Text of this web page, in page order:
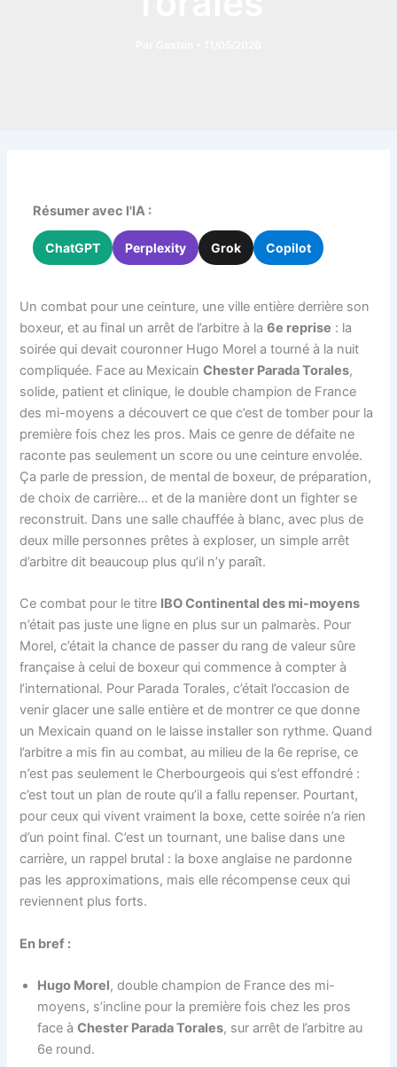
Résumer avec l'IA :
ChatGPT Perplexity Grok Copilot
Un combat pour une ceinture, une ville entière derrière son
boxeur, et au final un arrêt de l’arbitre à la6e reprise : la
soirée qui devait couronner Hugo Morel a tourné à la nuit
compliquée. Face au MexicainChester Parada Torales,
solide, patient et clinique, le double champion de France
des mi-moyens a découvert ce que c’est de tomber pour la
première fois chez les pros. Mais ce genre de défaite ne
raconte pas seulement un score ou une ceinture envolée.
Ça parle de pression, de mental de boxeur, de préparation,
de choix de carrière… et de la manière dont un fighter se
reconstruit. Dans une salle chauffée à blanc, avec plus de
deux mille personnes prêtes à exploser, un simple arrêt
d’arbitre dit beaucoup plus qu’il n’y paraît.
Ce combat pour le titre IBO Continental des mi-moyens
n’était pas juste une ligne en plus sur un palmarès. Pour
Morel, c’était la chance de passer du rang de valeur sûre
française à celui de boxeur qui commence à compter à
l’international. Pour Parada Torales, c’était l’occasion de
venir glacer une salle entière et de montrer ce que donne
un Mexicain quand on le laisse installer son rythme. Quand
l’arbitre a mis fin au combat, au milieu de la 6e reprise, ce
n’est pas seulement le Cherbourgeois qui s’est effondré :
c’est tout un plan de route qu’il a fallu repenser. Pourtant,
pour ceux qui vivent vraiment la boxe, cette soirée n’a rien
d’un point final. C’est un tournant, une balise dans une
carrière, un rappel brutal : la boxe anglaise ne pardonne
pas les approximations, mais elle récompense ceux qui
reviennent plus forts.
En bref :
Hugo Morel, double champion de France des mi-
moyens, s’incline pour la première fois chez les pros
face àChester Parada Torales, sur arrêt de l’arbitre au
6e round.